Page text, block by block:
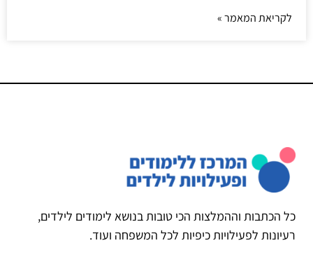
לקריאת המאמר »
כל הכתבות וההמלצות הכי טובות בנושא לימודים לילדים,
רעיונות לפעילויות כיפיות לכל המשפחה ועוד.